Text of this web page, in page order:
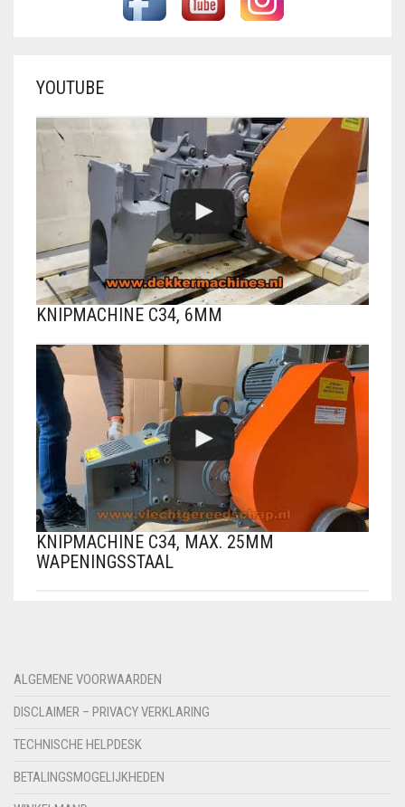
YOUTUBE
KNIPMACHINE C34, 6MM
KNIPMACHINE C34, MAX. 25MM
WAPENINGSSTAAL
ALGEMENE VOORWAARDEN
DISCLAIMER – PRIVACY VERKLARING
TECHNISCHE HELPDESK
BETALINGSMOGELIJKHEDEN